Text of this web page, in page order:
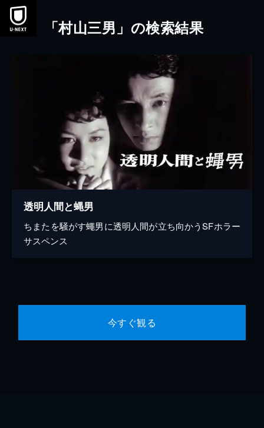
本文へスキップ
「村山三男」の検索結果
透明人間と蝿男
ちまたを騒がす蠅男に透明人間が立ち向かうSFホラー
サスペンス
今すぐ観る